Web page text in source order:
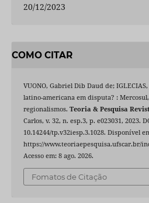
20/12/2023
COMO CITAR
VUONO, Gabriel Dib Daud de;
latino-americana em disputa? :
regionalismos. Teoria & Pesquisa
Carlos, v. 32, n. esp.3, p. e023031, 2023.
10.14244/tp.v32iesp.3.1028. Disponível
https://www.teoriaepesquisa.ufscar.br/
Acesso em: 8 ago. 2026.
Fomatos de Citação